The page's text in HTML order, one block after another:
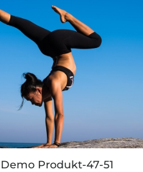
Demo Produkt-47-51